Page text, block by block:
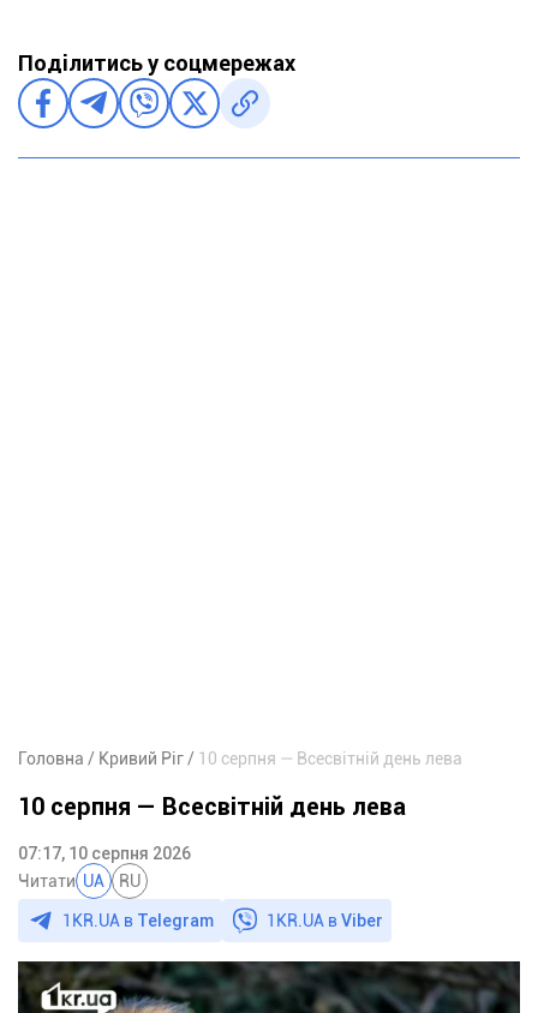
Поділитись у соцмережах
Головна Кривий Ріг 10 серпня — Всесвітній день лева
10 серпня — Всесвітній день лева
07:17, 10 серпня 2026
Читати UA RU
1KR.UA в Telegram 1KR.UA вViber